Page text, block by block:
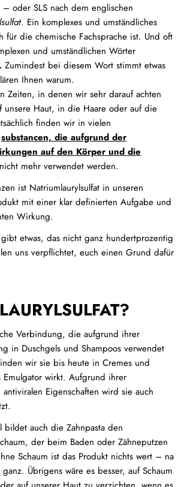
– oder SLS nach dem englischen
. Ein komplexes und umständliches
für die chemische Fachsprache ist. Und oft
und umständlichen Wörter
Zumindest bei diesem Wort stimmt etwas
Ihnen warum.
Zeiten, in denen wir sehr darauf achten
unsere Haut, in die Haare oder auf die
finden wir in vielen
substancen, die aufgrund der
auf den Körper und die
mehr verwendet werden.
ist Natriumlaurylsulfat in unseren
mit einer klar definierten Aufgabe und
Wirkung.
etwas, das nicht ganz hundertprozentig
uns verpflichtet, euch einen Grund dafür
Verbindung, die aufgrund ihrer
in Duschgels und Shampoos verwendet
wir sie bis heute in Cremes und
Emulgator wirkt. Aufgrund ihrer
Eigenschaften wird sie auch
auch die Zahnpasta den
der beim Baden oder Zähneputzen
Schaum ist das Produkt nichts wert – na
Übrigens wäre es besser, auf Schaum